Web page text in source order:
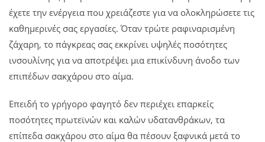
έχετε την ενέργεια που χρειάζεστε για να ολοκληρώσετε τις
καθημερινές σας εργασίες. Όταν τρώτε ραφιναρισμένη
ζάχαρη, το πάγκρεας σας εκκρίνει υψηλές ποσότητες
ινσουλίνης για να αποτρέψει μια επικίνδυνη άνοδο των
επιπέδων σακχάρου στο αίμα.
Επειδή το γρήγορο φαγητό δεν περιέχει επαρκείς
ποσότητες πρωτεϊνών και καλών υδατανθράκων, τα
επίπεδα σακχάρου στο αίμα θα πέσουν ξαφνικά μετά το